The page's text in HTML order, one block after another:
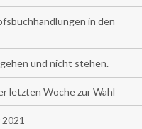
in den
und nicht stehen.
letzten Woche zur Wahl